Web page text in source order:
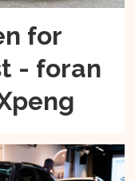
for
- foran